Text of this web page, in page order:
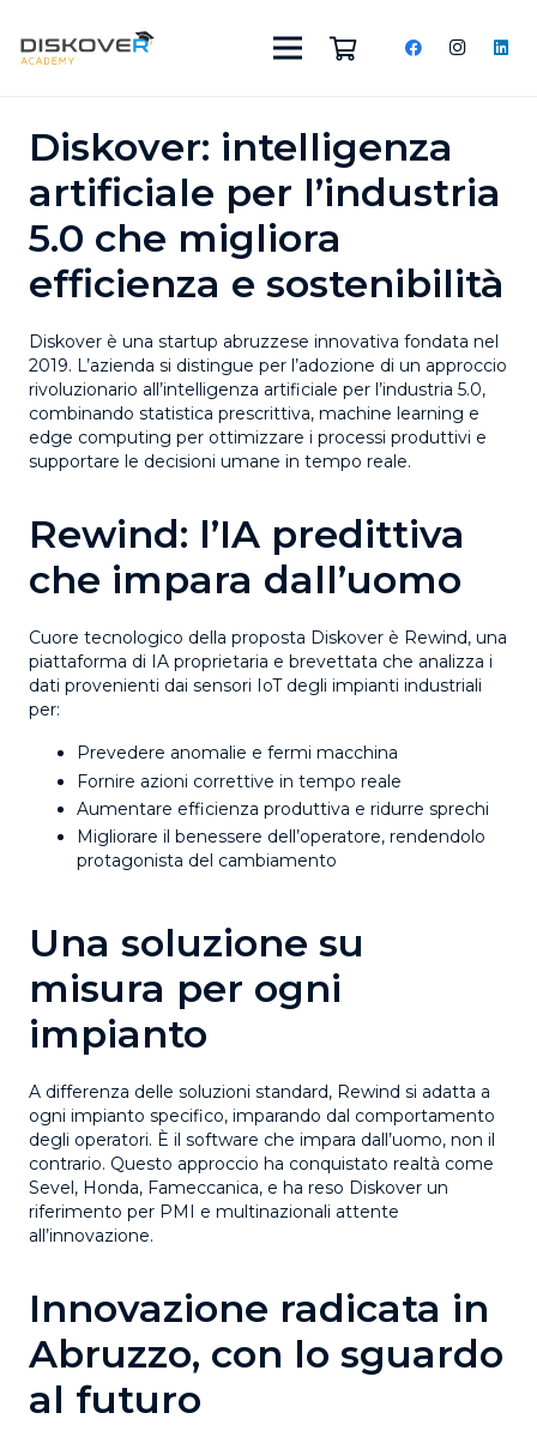
Diskover: intelligenza
artificiale per l’industria
5.0 che migliora
efficienza e sostenibilità
Diskover è una startup abruzzese innovativa fondata nel
2019. L’azienda si distingue per l’adozione di un approccio
rivoluzionario all’intelligenza artificiale per l’industria 5.0,
combinando statistica prescrittiva, machine learning e
edge computing per ottimizzare i processi produttivi e
supportare le decisioni umane in tempo reale.
Rewind: l’IA predittiva
che impara dall’uomo
Cuore tecnologico della proposta Diskover è Rewind, una
piattaforma di IA proprietaria e brevettata che analizza i
dati provenienti dai sensori IoT degli impianti industriali
per:
Prevedere anomalie e fermi macchina
Fornire azioni correttive in tempo reale
Aumentare efficienza produttiva e ridurre sprechi
Migliorare il benessere dell’operatore, rendendolo
protagonista del cambiamento
Una soluzione su
misura per ogni
impianto
A differenza delle soluzioni standard, Rewind si adatta a
ogni impianto specifico, imparando dal comportamento
degli operatori. È il software che impara dall’uomo, non il
contrario. Questo approccio ha conquistato realtà come
Sevel, Honda, Fameccanica, e ha reso Diskover un
riferimento per PMI e multinazionali attente
all’innovazione.
Innovazione radicata in
Abruzzo, con lo sguardo
al futuro